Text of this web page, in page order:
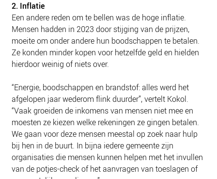
2. Inflatie
Een andere reden om te bellen was de hoge inflatie.
Mensen hadden in 2023 door stijging van de prijzen,
moeite om onder andere hun boodschappen te betalen.
Ze konden minder kopen voor hetzelfde geld en hielden
hierdoor weinig of niets over.
“Energie, boodschappen en brandstof: alles werd het
afgelopen jaar wederom flink duurder”, vertelt Kokol.
“Vaak groeiden de inkomens van mensen niet mee en
moesten ze kiezen welke rekeningen ze gingen betalen.
We gaan voor deze mensen meestal op zoek naar hulp
bij hen in de buurt. In bijna iedere gemeente zijn
organisaties die mensen kunnen helpen met het invullen
van de potjes-check of het aanvragen van toeslagen of